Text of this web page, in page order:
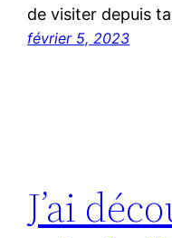
de visiter depuis
février 5, 2023
J’ai